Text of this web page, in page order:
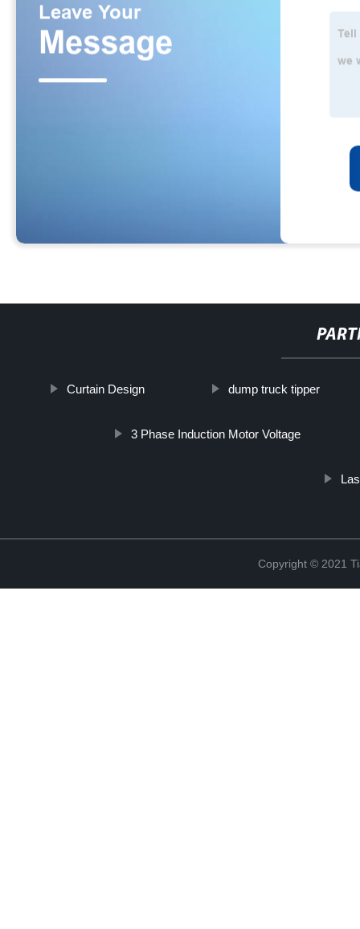
Curtain Design dump truck tipper
3 Phase Induction Motor Voltage
Copyright © 2021